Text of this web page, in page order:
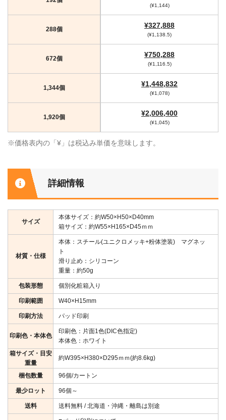
(¥1,144)
288個 ¥327,888
(¥1,138.5)
672個 ¥750,288
(¥1,116.5)
1,344個 ¥1,448,832
(¥1,078)
1,920個 ¥2,006,400
(¥1,045)
※価格表内の「¥」は税込み単価を意味します。
詳細情報
サイズ
本体サイズ：約W50×H50×D40mm
箱サイズ：約W55×H165×D45ｍｍ
材質・仕様
本体：スチール(ユニクロメッキ+粉体塗装) マグネッ
ト
滑り止め：シリコーン
重量：約50g
包装形態 個別化粧箱入り
印刷範囲 W40×H15mm
印刷方法 パッド印刷
印刷色・本体色
印刷色：片面1色(DIC色指定)
本体色：ホワイト
箱サイズ・目安
重量
約W395×H380×D295ｍｍ(約8.6kg)
梱包数量 96個/カートン
最少ロット 96個～
送料 送料無料 / 北海道・沖縄・離島は別途